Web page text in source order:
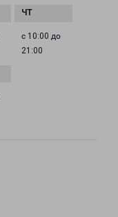
с 10:00 до
21:00